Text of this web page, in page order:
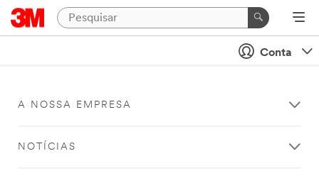
Conta
A NOSSA EMPRESA
NOTÍCIAS